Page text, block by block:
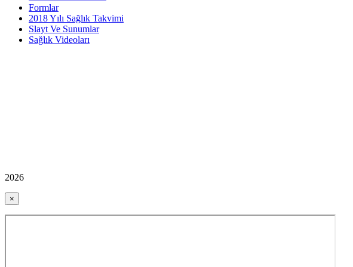
Formlar
2018 Yılı Sağlık Takvimi
Slayt Ve Sunumlar
Sağlık Videoları
2026
×